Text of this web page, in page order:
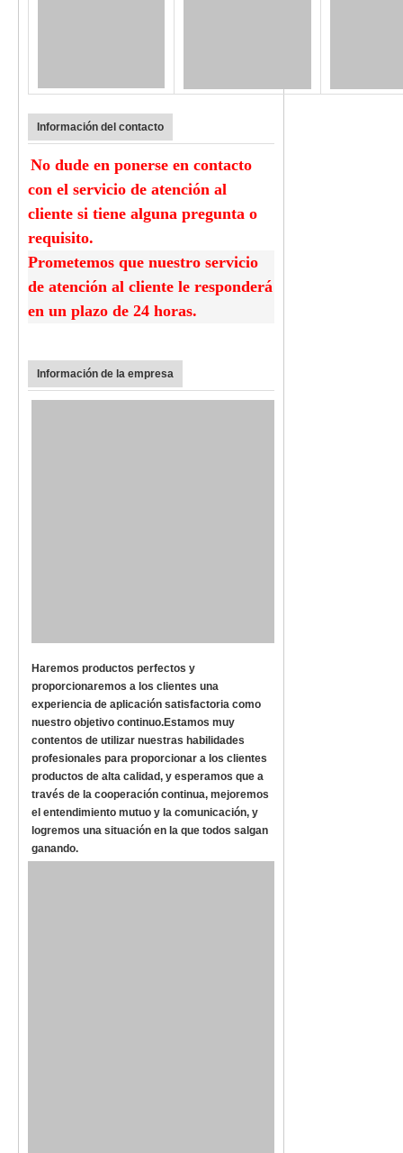
Información del contacto
No dude en ponerse en contacto
con el servicio de atención al
cliente si tiene alguna pregunta o
requisito.
Prometemos que nuestro servicio
de atención al cliente le responderá
en un plazo de 24 horas.
Información de la empresa
Haremos productos perfectos y
proporcionaremos a los clientes una
experiencia de aplicación satisfactoria como
nuestro objetivo continuo.Estamos muy
contentos de utilizar nuestras habilidades
profesionales para proporcionar a los clientes
productos de alta calidad, y esperamos que a
través de la cooperación continua, mejoremos
el entendimiento mutuo y la comunicación, y
logremos una situación en la que todos salgan
ganando.